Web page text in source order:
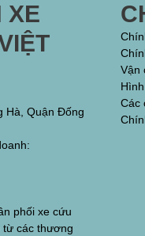
XE
Hà, Quận Đống
phối xe cứu
các thương
Vận
Các